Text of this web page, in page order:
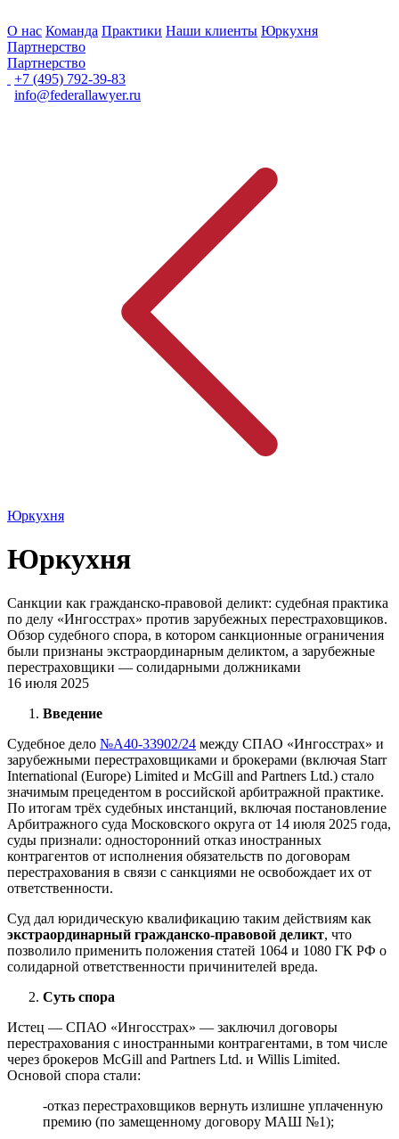
О нас Команда Практики Наши клиенты Юркухня
Партнерство
Партнерство
+7 (495) 792-39-83
info@federallawyer.ru
Юркухня
Юркухня
Санкции как гражданско-правовой деликт: судебная практика
по делу «Ингосстрах» против зарубежных перестраховщиков.
Обзор судебного спора, в котором санкционные ограничения
были признаны экстраординарным деликтом, а зарубежные
перестраховщики — солидарными должниками
16 июля 2025
Введение
Судебное дело №А40-33902/24 между СПАО «Ингосстрах» и
зарубежными перестраховщиками и брокерами (включая Starr
International (Europe) Limited и McGill and Partners Ltd.) стало
значимым прецедентом в российской арбитражной практике.
По итогам трёх судебных инстанций, включая постановление
Арбитражного суда Московского округа от 14 июля 2025 года,
суды признали: односторонний отказ иностранных
контрагентов от исполнения обязательств по договорам
перестрахования в связи с санкциями не освобождает их от
ответственности.
Суд дал юридическую квалификацию таким действиям как
экстраординарный гражданско-правовой деликт, что
позволило применить положения статей 1064 и 1080 ГК РФ о
солидарной ответственности причинителей вреда.
Суть спора
Истец — СПАО «Ингосстрах» — заключил договоры
перестрахования с иностранными контрагентами, в том числе
через брокеров McGill and Partners Ltd. и Willis Limited.
Основой спора стали:
-отказ перестраховщиков вернуть излишне уплаченную
премию (по замещенному договору МАШ №1);